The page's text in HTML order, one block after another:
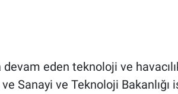
eden teknoloji ve
ve Sanayi ve Teknoloji